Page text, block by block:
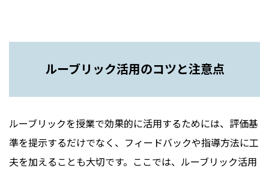
ルーブリック活用のコツと注意点
ルーブリックを授業で効果的に活用するためには、評価基
準を提示するだけでなく、フィードバックや指導方法に工
夫を加えることも大切です。ここでは、ルーブリック活用